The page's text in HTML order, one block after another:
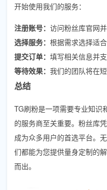
开始使用我们的服务：
注册账号： 访问粉丝库官网并
选择服务： 根据需求选择适
提交订单： 填写相关信息并支
等待效果： 我们的团队将在
总结
TG刷粉是一项需要专业知识
的服务商至关重要。粉丝库
成为众多用户的首选平台。
们都能为您提供量身定制的
而出。